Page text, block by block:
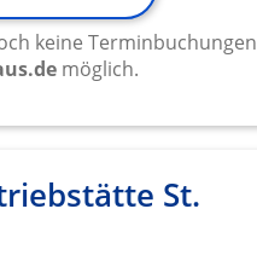
keine Terminbuchungen
möglich.
St.